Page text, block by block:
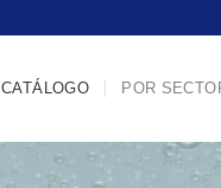
CATÁLOGO POR